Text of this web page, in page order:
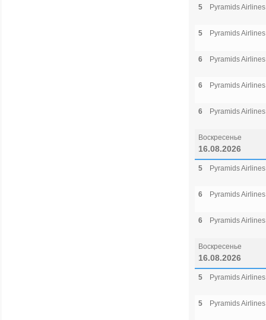
5 Pyramids Airlines
5 Pyramids Airlines
6 Pyramids Airlines
6 Pyramids Airlines
6 Pyramids Airlines
Воскресенье
16.08.2026
5 Pyramids Airlines
6 Pyramids Airlines
6 Pyramids Airlines
Воскресенье
16.08.2026
5 Pyramids Airlines
5 Pyramids Airlines